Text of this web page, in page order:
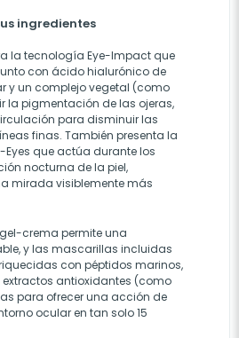
ingredientes
la tecnología Eye-Impact que
con ácido hialurónico de
y un complejo vegetal (como
la pigmentación de las ojeras,
para disminuir las
finas. También presenta la
que actúa durante los
nocturna de la piel,
mirada visiblemente más
crema permite una
y las mascarillas incluidas
con péptidos marinos,
antioxidantes (como
para ofrecer una acción de
ocular en tan solo 15